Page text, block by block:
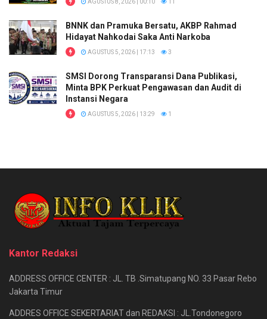
AGUSTUS 8, 2026 | 00:10 11
BNNK dan Pramuka Bersatu, AKBP Rahmad
Hidayat Nahkodai Saka Anti Narkoba
AGUSTUS 5, 2026 | 17:13 3
SMSI Dorong Transparansi Dana Publikasi,
Minta BPK Perkuat Pengawasan dan Audit di
Instansi Negara
AGUSTUS 5, 2026 | 13:29 1
Kantor Redaksi
ADDRESS OFFICE CENTER : JL. TB .Simatupang NO. 33 Pasar Rebo
Jakarta Timur
ADDRES OFFICE SEKERTARIAT dan REDAKSI : JL.Tondonegoro